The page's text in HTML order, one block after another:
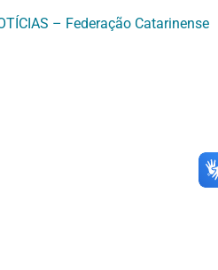
– Federação Catarinense